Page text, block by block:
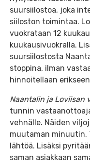
suursiilostoa, joka
siiloston toimintaa.
vuokrataan 12
kuukausivuokralla.
suursiilostosta
stoppina, ilman
hinnoitellaan
Naantalin ja Loviisan
tunnin
vehnälle. Näiden
muutaman minuutin.
lähtöä. Lisäksi
saman asiakkaan